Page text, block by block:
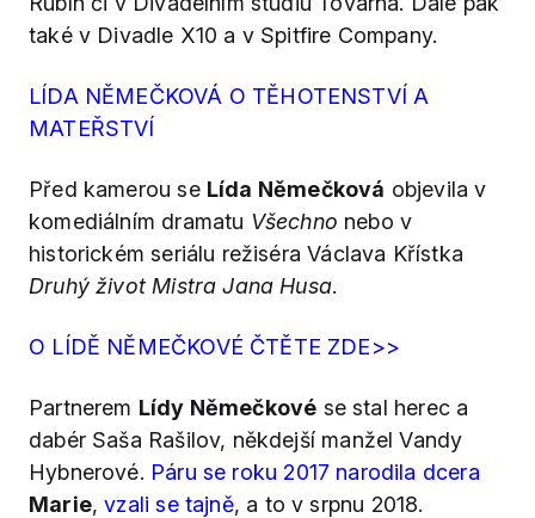
také v Divadle X10 a v Spitfire Company.
LÍDA NĚMEČKOVÁ O TĚHOTENSTVÍ A
MATEŘSTVÍ
Před kamerou se Lída Němečková objevila v
komediálním dramatu Všechno nebo v
historickém seriálu režiséra Václava Křístka
Druhý život Mistra Jana Husa.
O LÍDĚ NĚMEČKOVÉ ČTĚTE ZDE>>
Partnerem Lídy Němečkové se stal herec a
dabér Saša Rašilov, někdejší manžel Vandy
Hybnerové. Páru se roku 2017 narodila dcera
Marie,vzali se tajně, a to v srpnu 2018.